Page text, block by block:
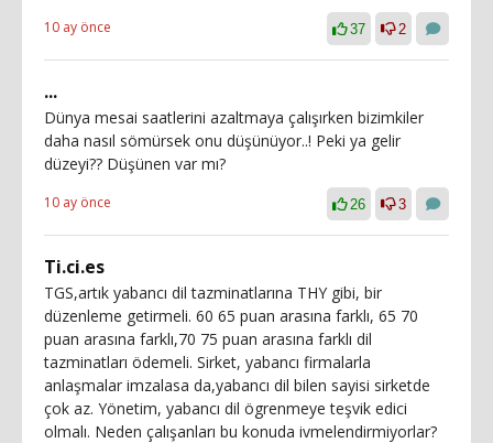
10 ay önce 37 2
...
Dünya mesai saatlerini azaltmaya çalışırken bizimkiler
daha nasıl sömürsek onu düşünüyor..! Peki ya gelir
düzeyi?? Düşünen var mı?
10 ay önce 26 3
Ti.ci.es
TGS,artık yabancı dil tazminatlarına THY gibi, bir
düzenleme getirmeli. 60 65 puan arasına farklı, 65 70
puan arasına farklı,70 75 puan arasına farklı dil
tazminatları ödemeli. Sirket, yabancı firmalarla
anlaşmalar imzalasa da,yabancı dil bilen sayisi sirketde
çok az. Yönetim, yabancı dil ögrenmeye teşvik edici
olmalı. Neden çalışanları bu konuda ivmelendirmiyorlar?